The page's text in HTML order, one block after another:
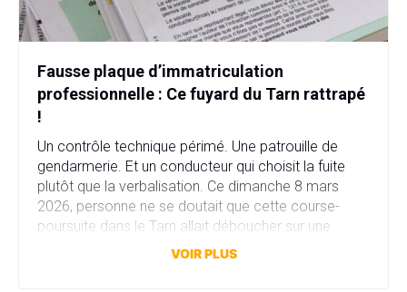
Fausse plaque d’immatriculation
professionnelle : Ce fuyard du Tarn rattrapé
!
Un contrôle technique périmé. Une patrouille de
gendarmerie. Et un conducteur qui choisit la fuite
plutôt que la verbalisation. Ce dimanche 8 mars
2026, personne ne se doutait que cette course-
poursuite dans le Tarn allait déboucher sur une
affaire bien plus sérieuse que prévu. Fausse plaque
VOIR PLUS